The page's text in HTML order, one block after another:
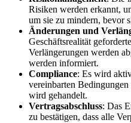
Risiken werden erkannt,
um sie zu mindern, bevor
Änderungen und
Geschäftsrealität
Verlängerungen werden
werden informiert.
Compliance: Es wird
vereinbarten
wird gehandelt.
Vertragsabschluss: Das
zu bestätigen, dass alle